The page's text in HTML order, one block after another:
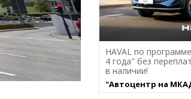
HAVAL по
4 года" без
в наличии!
"Автоцентр на